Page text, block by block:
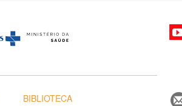
BIBLIOTECA